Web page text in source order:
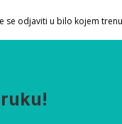
se odjaviti u bilo kojem